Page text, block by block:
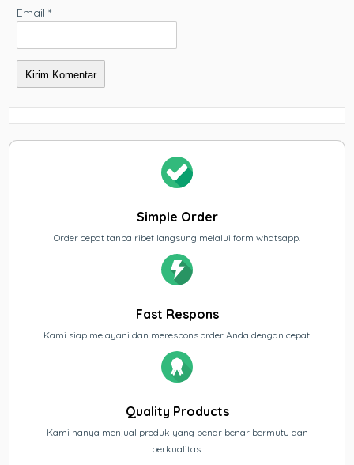
Email*
Simple Order
Order cepat tanpa ribet langsung melalui form whatsapp.
Fast Respons
Kami siap melayani dan merespons order Anda dengan cepat.
Quality Products
Kami hanya menjual produk yang benar benar bermutu dan
berkualitas.